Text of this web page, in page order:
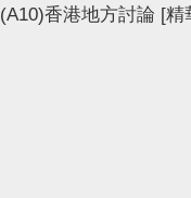
(A10)香港地方討論 [精